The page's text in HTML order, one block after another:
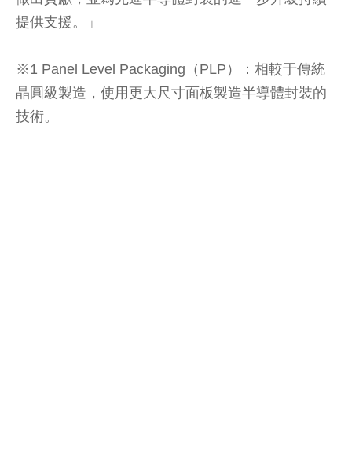
提供支援。」
※1 Panel Level Packaging（PLP）：相較于傳統
晶圓級製造，使用更大尺寸面板製造半導體封裝的
技術。